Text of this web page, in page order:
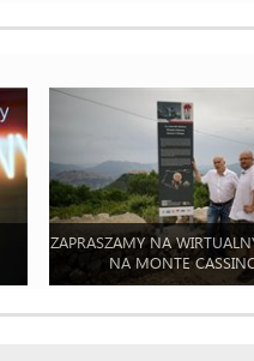
ZAPRASZAMY NA
NA MONTE